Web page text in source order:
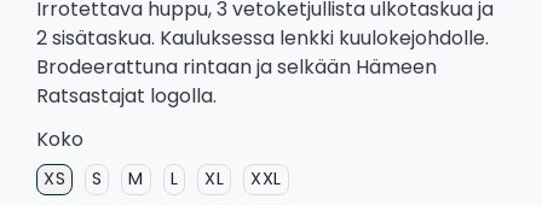
Irrotettava huppu, 3 vetoketjullista ulkotaskua ja
2 sisätaskua. Kauluksessa lenkki kuulokejohdolle.
Brodeerattuna rintaan ja selkään Hämeen
Ratsastajat logolla.
Koko
XS S M L XL XXL